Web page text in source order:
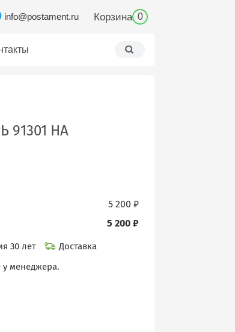
info@postament.ru Корзина 0
91301 НА
5 200 ₽
5 200 ₽
30 лет
Доставка
у менеджера.